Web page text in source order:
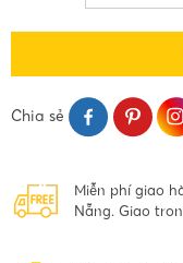
Chia sẻ
Miễn phí giao
Nẵng. Giao